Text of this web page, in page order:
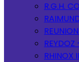
R.G.H.
REYDOZ
RHINOX